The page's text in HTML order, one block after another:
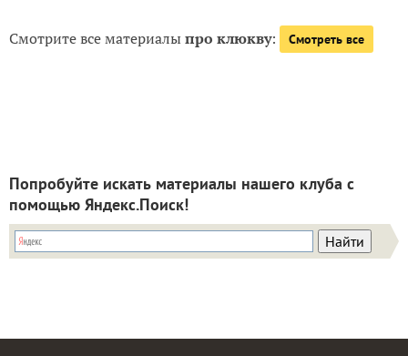
Смотрите все материалыпро клюкву: Смотреть все
Попробуйте искать материалы нашего клуба с
помощью Яндекс.Поиск!